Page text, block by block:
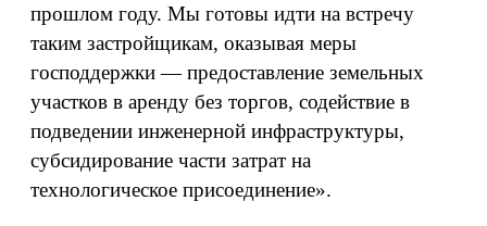
прошлом году. Мы готовы идти на встречу
таким застройщикам, оказывая меры
господдержки — предоставление земельных
участков в аренду без торгов, содействие в
подведении инженерной инфраструктуры,
субсидирование части затрат на
технологическое присоединение».